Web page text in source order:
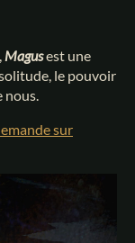
Magusest une
le pouvoir
nous.
sur